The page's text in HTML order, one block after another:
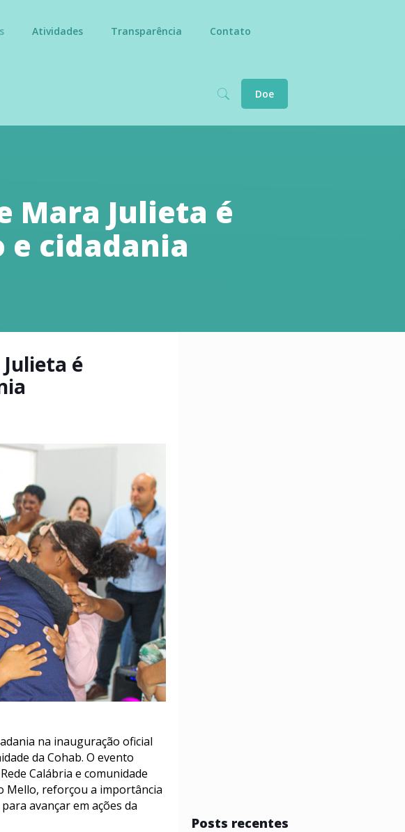
Atividades Transparência Contato
Doe
Mara Julieta é
e cidadania
é
na inauguração oficial
da Cohab. O evento
Calábria e comunidade
Mello, reforçou a importância
avançar em ações da
Posts recentes